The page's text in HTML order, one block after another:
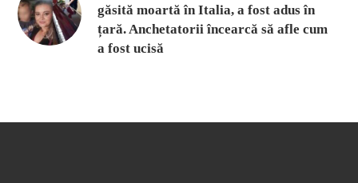
găsită moartă în Italia, a fost adus în
țară. Anchetatorii încearcă să afle cum
a fost ucisă